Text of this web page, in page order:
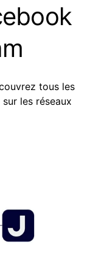
tous les
les réseaux